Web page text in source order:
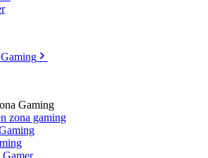
Gaming
zona gaming